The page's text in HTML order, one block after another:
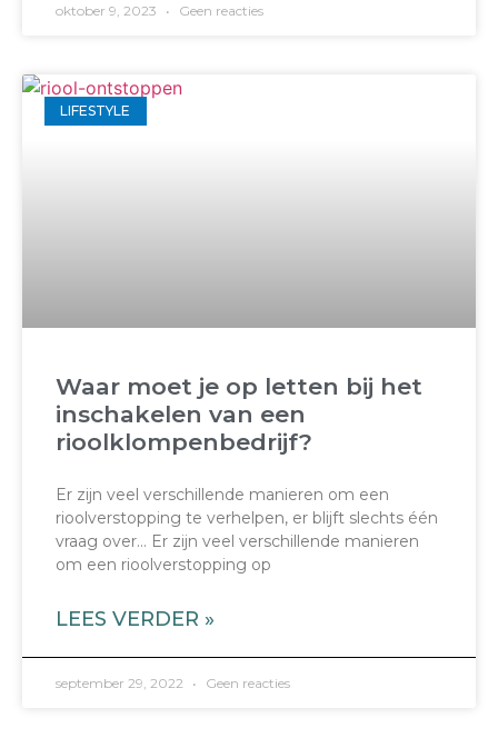
oktober 9, 2023 Geen reacties
LIFESTYLE
Waar moet je op letten bij het
inschakelen van een
rioolklompenbedrijf?
Er zijn veel verschillende manieren om een
rioolverstopping te verhelpen, er blijft slechts één
vraag over… Er zijn veel verschillende manieren
om een rioolverstopping op
LEES VERDER »
september 29, 2022 Geen reacties